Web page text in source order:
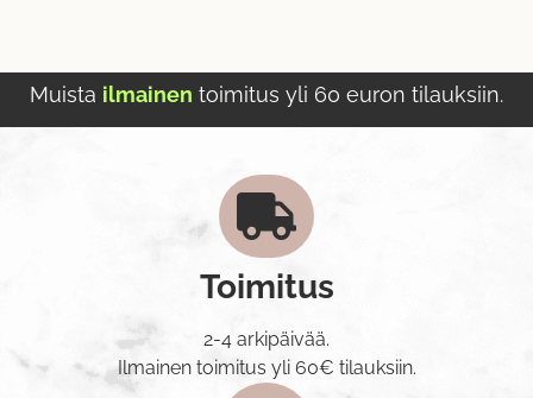
Muista ilmainen toimitus yli 60 euron tilauksiin.
Toimitus
2-4 arkipäivää.
Ilmainen toimitus yli 60€ tilauksiin.